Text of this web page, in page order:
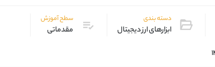
دسته بندی
ابزارهای ارز دیجیتال
سطح آموزش
مقدماتی